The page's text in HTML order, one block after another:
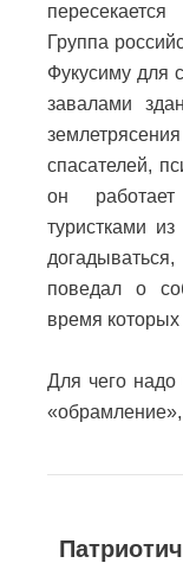
Группа
Фукусиму для
завалами
спасателей,
он
туристками
поведал о
время которых
Для чего